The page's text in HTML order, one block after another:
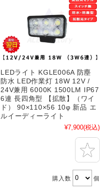
LEDライト KGLE006A 防塵
防水 LED作業灯 18W 12V /
24V兼用 6000K 1500LM IP67
6連 長四角型 【拡散】（ワイ
ド） 90×110×56 10φ 新品 エ
ルイーディーライト
¥7,900(税込)
購入数 個